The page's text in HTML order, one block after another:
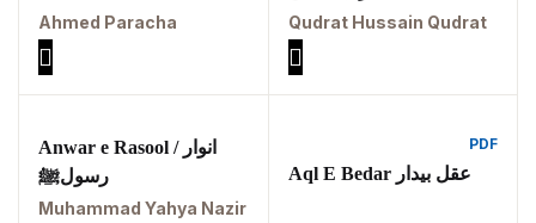
PDF احوال و افکار سائیں
احمد علی ایرانی
Ahmed Paracha
Qudrat Hussain Qudrat
Anwar e Rasool / انوار
رسولﷺ
Muhammad Yahya Nazir
PDF
Aql E Bedar عقل بیدار
Pakistan. پوٹھوار
Pothohar -